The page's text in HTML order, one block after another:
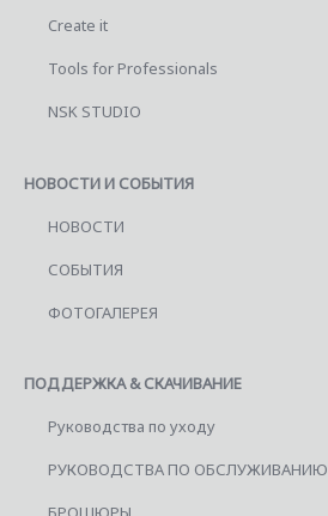
Create it
Tools for Professionals
NSK STUDIO
НОВОСТИ И СОБЫТИЯ
НОВОСТИ
СОБЫТИЯ
ФОТОГАЛЕРЕЯ
ПОДДЕРЖКА & СКАЧИВАНИЕ
Руководства по уходу
РУКОВОДСТВА ПО ОБСЛУЖИВАНИЮ